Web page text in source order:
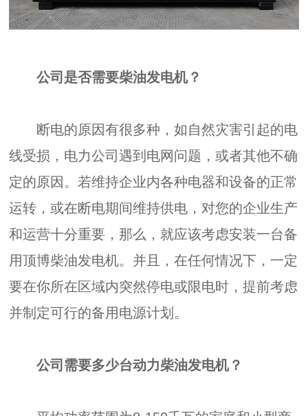
公司是否需要柴油发电机？
断电的原因有很多种，如自然灾害引起的电
线受损，电力公司遇到电网问题，或者其他不确
定的原因。若维持企业内各种电器和设备的正常
运转，或在断电期间维持供电，对您的企业生产
和运营十分重要，那么，就应该考虑安装一台备
用顶博柴油发电机。并且，在任何情况下，一定
要在你所在区域内突然停电或限电时，提前考虑
并制定可行的备用电源计划。
公司需要多少台动力柴油发电机？